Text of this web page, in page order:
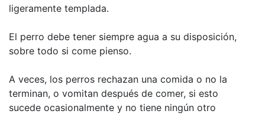
ligeramente templada.
El perro debe tener siempre agua a su disposición,
sobre todo si come pienso.
A veces, los perros rechazan una comida o no la
terminan, o vomitan después de comer, si esto
sucede ocasionalmente y no tiene ningún otro